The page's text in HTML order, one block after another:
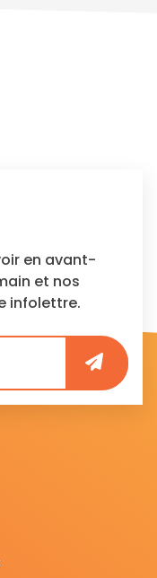
en avant-
et nos
infolettre.